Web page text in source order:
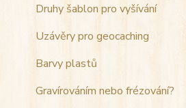
Druhy šablon pro vyšívání
Uzávěry pro geocaching
Barvy plastů
Gravírováním nebo frézování?